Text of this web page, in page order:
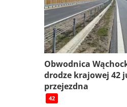
Obwodnica
drodze krajowej 42
przejezdna
42